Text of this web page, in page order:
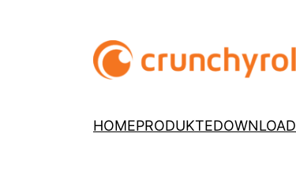
HOMEPRODUKTEDOWNLOAD